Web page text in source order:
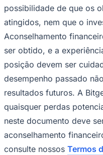
Flamengo
possibilidade de que os
atingidos, nem que o
Aconselhamento
ser obtido, e a
posição devem ser
desempenho passado
resultados futuros. A
quaisquer perdas
neste documento deve
aconselhamento
consulte nossos Termos